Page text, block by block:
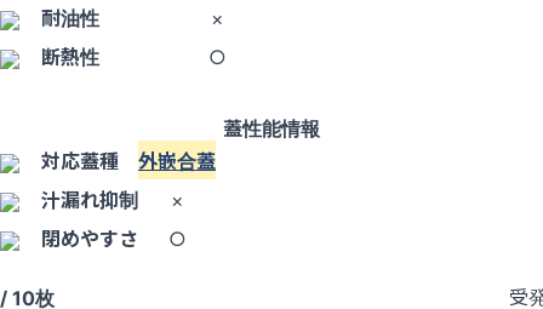
耐油性
×
断熱性
○
蓋性能情報
対応蓋種 外嵌合蓋
汁漏れ抑制
×
閉めやすさ
○
10枚
受